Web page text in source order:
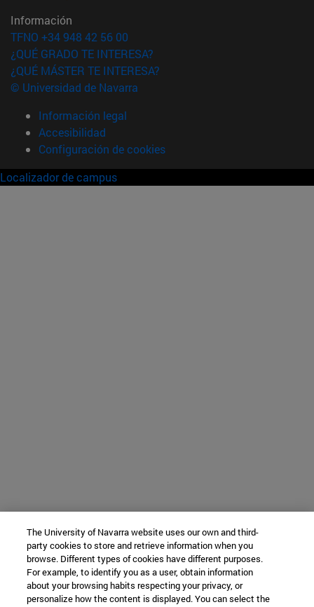
Información
TFNO +34 948 42 56 00
¿QUÉ GRADO TE INTERESA?
¿QUÉ MÁSTER TE INTERESA?
© Universidad de Navarra
Información legal
Accesibilidad
Configuración de cookies
Localizador de campus
The University of Navarra website uses our own and third-
party cookies to store and retrieve information when you
browse. Different types of cookies have different purposes.
For example, to identify you as a user, obtain information
about your browsing habits respecting your privacy, or
personalize how the content is displayed. You can select the